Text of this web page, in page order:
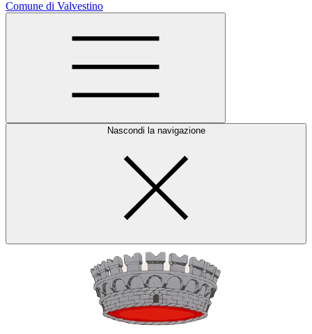
Comune di Valvestino
Nascondi la navigazione